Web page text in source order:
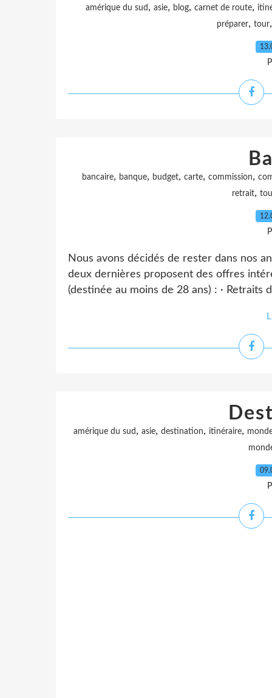
amérique du sud , asie, blog, carnet de route,
préparer, tour
bancaire, banque, budget, carte, commission,
retrait,
Nous avons décidés de rester dans nos
deux dernières proposent des offres
(destinée au moins de 28 ans) : · Retraits
amérique du sud , asie, destination, itinéraire,